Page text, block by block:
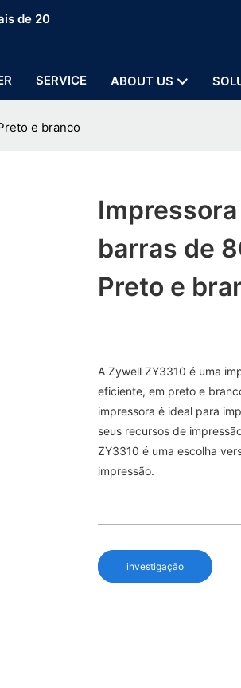
de 20
SERVICE ABOUT US
e branco
barras de
Preto e
A Zywell ZY3310 é uma
eficiente, em preto e
impressora é ideal para
seus recursos de
ZY3310 é uma escolha
impressão.
investigação